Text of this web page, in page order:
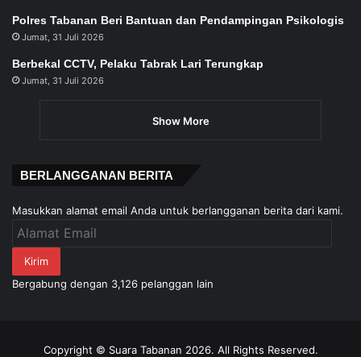
Polres Tabanan Beri Bantuan dan Pendampingan Psikologis
Jumat, 31 Juli 2026
Berbekal CCTV, Pelaku Tabrak Lari Terungkap
Jumat, 31 Juli 2026
Show More
BERLANGGANAN BERITA
Masukkan alamat email Anda untuk berlangganan berita dari kami.
Alamat
Kirim
Bergabung dengan 3,126 pelanggan lain
Copyright © Suara Tabanan 2026. All Rights Reserved.